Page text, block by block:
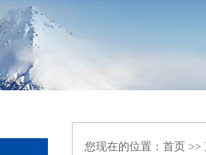
您现在的位置： 首页 >>